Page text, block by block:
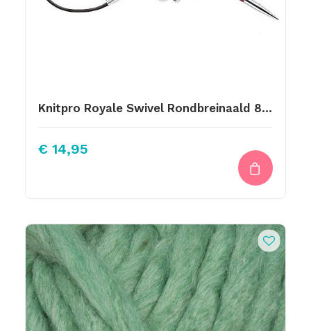
Knitpro Royale Swivel Rondbreinaald 80cm 8.00mm
€ 14,95